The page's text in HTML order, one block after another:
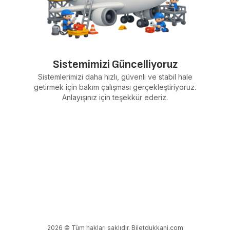
Sistemimizi Güncelliyoruz
Sistemlerimizi daha hızlı, güvenli ve stabil hale
getirmek için bakım çalışması gerçekleştiriyoruz.
Anlayışınız için teşekkür ederiz.
2026 © Tüm hakları saklıdır. Biletdukkani.com